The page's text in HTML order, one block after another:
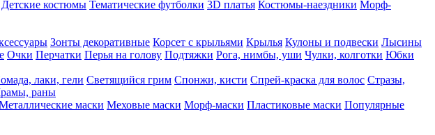
Детские костюмы Тематические футболки 3D платья Костюмы-наездники Морф-
Зонты декоративные Корсет с крыльями Крылья Кулоны и подвески Лысины
Очки Перчатки Перья на голову Подтяжки Рога, нимбы, уши Чулки, колготки Юбки
лаки, гели Светящийся грим Спонжи, кисти Спрей-краска для волос Стразы,
раны
маски Меховые маски Морф-маски Пластиковые маски Популярные